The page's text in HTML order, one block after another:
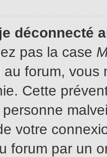
déconnecté
pas la case
forum,
Cette
votre
forum par un